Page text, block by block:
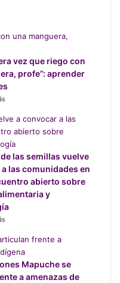
vez que riego con
profe”: aprender
las semillas vuelve
las comunidades en
abierto sobre
y
Mapuche se
a amenazas de